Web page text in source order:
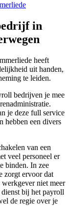
in
heeft
uit handen,
te leiden.
bedrijven je mee
je deze full service
hebben een divers
van een
veel personeel er
binden. In zee
zorgt ervoor dat
niet meer
bij het payroll
de regie over je